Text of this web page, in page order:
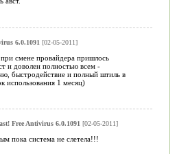
6.0.1091 [02-05-2011]
смене провайдера пришлось
и доволен полностью всем -
быстродействие и полный штиль в
использования 1 месяц)
Free Antivirus 6.0.1091 [02-05-2011]
пока система не слетела!!!